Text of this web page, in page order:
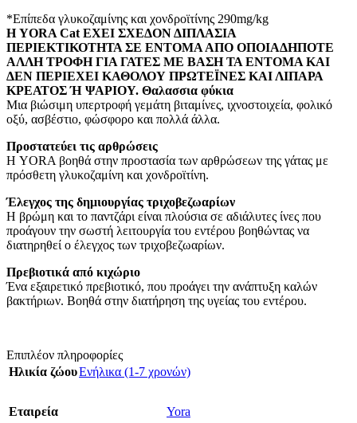
*Επίπεδα γλυκοζαμίνης και χονδροϊτίνης 290mg/kg
Η YORA Cat ΕΧΕΙ ΣΧΕΔΟΝ ΔΙΠΛΑΣΙΑ
ΠΕΡΙΕΚΤΙΚΟΤΗΤΑ ΣΕ ΕΝΤΟΜΑ ΑΠΟ ΟΠΟΙΑΔΗΠΟΤΕ
ΑΛΛΗ ΤΡΟΦΗ ΓΙΑ ΓΑΤΕΣ ΜΕ ΒΑΣΗ ΤΑ ΕΝΤΟΜΑ ΚΑΙ
ΔΕΝ ΠΕΡΙΕΧΕΙ ΚΑΘΟΛΟΥ ΠΡΩΤΕΪΝΕΣ ΚΑΙ ΛΙΠΑΡΑ
ΚΡΕΑΤΟΣ Ή ΨΑΡΙΟΥ. Θαλασσια φύκια
Μια βιώσιμη υπερτροφή γεμάτη βιταμίνες, ιχνοστοιχεία, φολικό
οξύ, ασβέστιο, φώσφορο και πολλά άλλα.
Προστατεύει τις αρθρώσεις
Η YORA βοηθά στην προστασία των αρθρώσεων της γάτας με
πρόσθετη γλυκοζαμίνη και χονδροϊτίνη.
Έλεγχος της δημιουργίας τριχοβεζωαρίων
Η βρώμη και το παντζάρι είναι πλούσια σε αδιάλυτες ίνες που
προάγουν την σωστή λειτουργία του εντέρου βοηθώντας να
διατηρηθεί ο έλεγχος των τριχοβεζωαρίων.
Πρεβιοτικά από κιχώριο
Ένα εξαιρετικό πρεβιοτικό, που προάγει την ανάπτυξη καλών
βακτήριων. Βοηθά στην διατήρηση της υγείας του εντέρου.
Επιπλέον πληροφορίες
Ηλικία ζώουΕνήλικα (1-7 χρονών)
Εταιρεία Yora